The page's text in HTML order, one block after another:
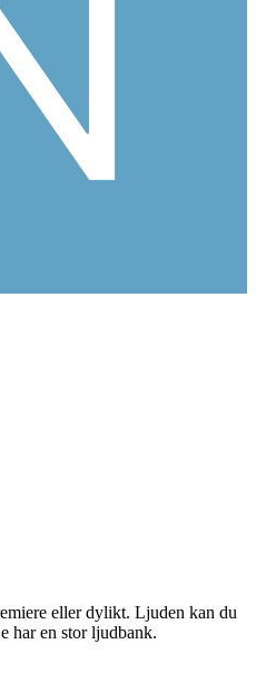
eller dylikt. Ljuden kan du
har en stor ljudbank.